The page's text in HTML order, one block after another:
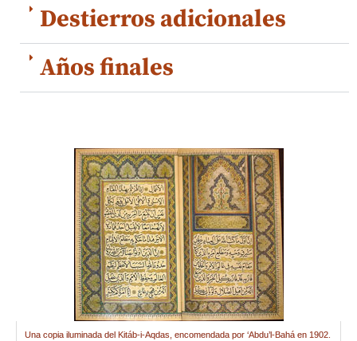
Destierros adicionales
Años finales
Una copia iluminada del Kitáb-i-Aqdas, encomendada por ‘Abdu’l-Bahá en 1902.